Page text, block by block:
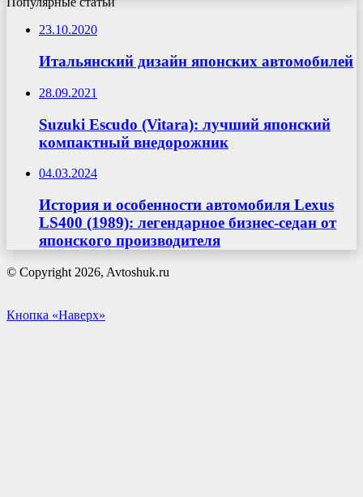
23.10.2020
Итальянский дизайн японских автомобилей
28.09.2021
Suzuki Escudo (Vitara): лучший японский
компактный внедорожник
04.03.2024
История и особенности автомобиля Lexus
LS400 (1989): легендарное бизнес-седан от
японского производителя
© Copyright 2026, Avtoshuk.ru
Кнопка «Наверх»